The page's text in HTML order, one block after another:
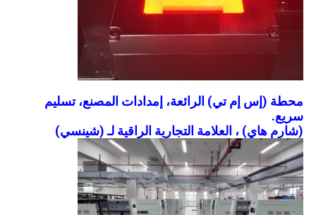
محطة (إس إم تي) الرائعة، إمدادات المصنع، تسليم
سريع.
(شارم هاي) ، العلامة التجارية الراقية لـ (شينسي)